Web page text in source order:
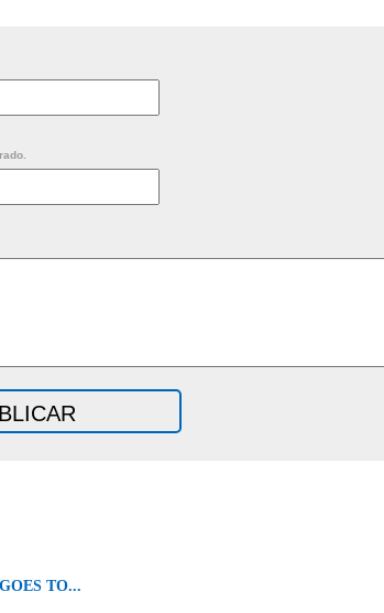
TO...